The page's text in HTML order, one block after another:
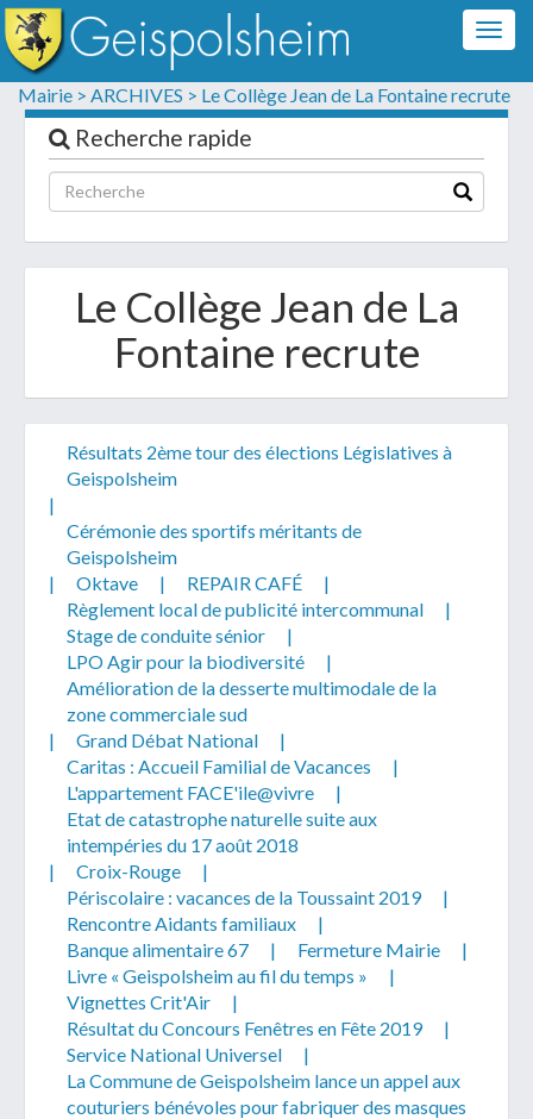
Mairie > ARCHIVES > Le Collège Jean de La Fontaine recrute
Recherche rapide
Le Collège Jean de La
Fontaine recrute
Résultats 2ème tour des élections Législatives à
Geispolsheim
|
Cérémonie des sportifs méritants de
Geispolsheim
|
Oktave | REPAIR CAFÉ
|
Règlement local de publicité intercommunal
|
Stage de conduite sénior
|
LPO Agir pour la biodiversité
|
Amélioration de la desserte multimodale de la
zone commerciale sud
|
Grand Débat National
|
Caritas : Accueil Familial de Vacances
|
L'appartement FACE'ile@vivre
|
Etat de catastrophe naturelle suite aux
intempéries du 17 août 2018
|
Croix-Rouge
|
Périscolaire : vacances de la Toussaint 2019
|
Rencontre Aidants familiaux
|
Banque alimentaire 67
| Fermeture Mairie
|
Livre « Geispolsheim au fil du temps »
|
Vignettes Crit'Air
|
Résultat du Concours Fenêtres en Fête 2019
|
Service National Universel
|
La Commune de Geispolsheim lance un appel aux
couturiers bénévoles pour fabriquer des masques
Formulaire de contact
Les champs suivis d'un * sont obligatoires
Informations personnelles
Votre demande :
Télécharger votre fichier
Uniquement PDF (.pdf), JPEG (.jpeg / .jpg) ou
document WORD (.doc, .docx)
NON
En soumettant ce formulaire, j'accepte
que mes données personnelles soient traitées par la
Mairie de Geispolsheim.